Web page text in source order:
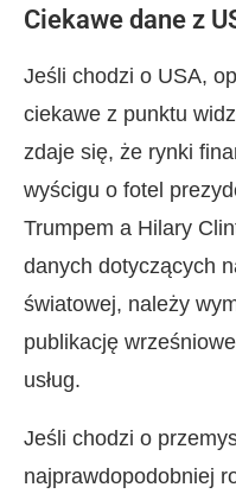
Ciekawe dane z
Jeśli chodzi o USA,
ciekawe z punktu
zdaje się, że rynki
wyścigu o fotel
Trumpem a Hilary
danych dotyczących
światowej, należy
publikację
usług.
Jeśli chodzi o
najprawdopodobniej